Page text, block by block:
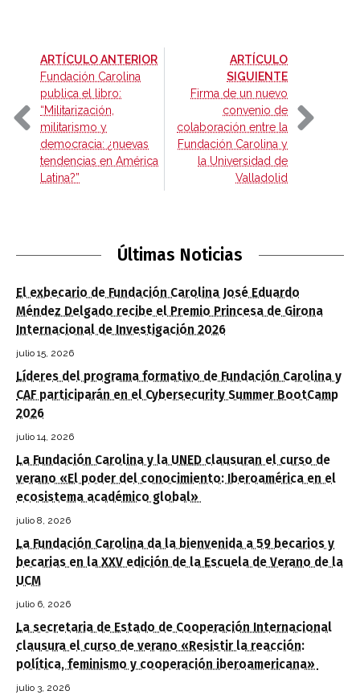
ARTÍCULO ANTERIOR-
Fundación Carolina
publica el libro:
“Militarización,
militarismo y
democracia: ¿nuevas
tendencias en América
Latina?”
ARTÍCULO
SIGUIENTE-
Firma de un nuevo
convenio de
colaboración entre la
Fundación Carolina y
la Universidad de
Valladolid
Últimas Noticias
El exbecario de Fundación Carolina José Eduardo
Méndez Delgado recibe el Premio Princesa de Girona
Internacional de Investigación 2026
julio 15, 2026
Líderes del programa formativo de Fundación Carolina y
CAF participarán en el Cybersecurity Summer BootCamp
2026
julio 14, 2026
La Fundación Carolina y la UNED clausuran el curso de
verano «El poder del conocimiento: Iberoamérica en el
ecosistema académico global»
julio 8, 2026
La Fundación Carolina da la bienvenida a 59 becarios y
becarias en la XXV edición de la Escuela de Verano de la
UCM
julio 6, 2026
La secretaria de Estado de Cooperación Internacional
clausura el curso de verano «Resistir la reacción:
política, feminismo y cooperación iberoamericana»
julio 3, 2026